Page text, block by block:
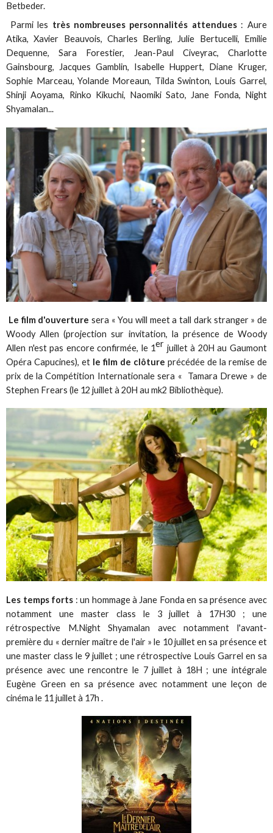
Betbeder.
Parmi les très nombreuses personnalités attendues: Aure
Atika, Xavier Beauvois, Charles Berling, Julie Bertucelli, Emilie
Dequenne, Sara Forestier, Jean-Paul Civeyrac, Charlotte
Gainsbourg, Jacques Gamblin, Isabelle Huppert, Diane Kruger,
Sophie Marceau, Yolande Moreaun, Tilda Swinton, Louis Garrel,
Shinji Aoyama, Rinko Kikuchi, Naomiki Sato, Jane Fonda, Night
Shyamalan...
Le film d'ouverture sera « You will meet a tall dark stranger » de
Woody Allen (projection sur invitation, la présence de Woody
Allen n'est pas encore confirmée, le 1er juillet à 20H au Gaumont
Opéra Capucines), et le film de clôture précédée de la remise de
prix de la Compétition Internationale sera « Tamara Drewe » de
Stephen Frears (le 12 juillet à 20H au mk2 Bibliothèque).
Les temps forts : un hommage à Jane Fonda en sa présence avec
notamment une master class le 3 juillet à 17H30 ; une
rétrospective M.Night Shyamalan avec notamment l'avant-
première du « dernier maître de l'air » le 10 juillet en sa présence et
une master class le 9 juillet ; une rétrospective Louis Garrel en sa
présence avec une rencontre le 7 juillet à 18H ; une intégrale
Eugène Green en sa présence avec notamment une leçon de
cinéma le 11 juillet à 17h .